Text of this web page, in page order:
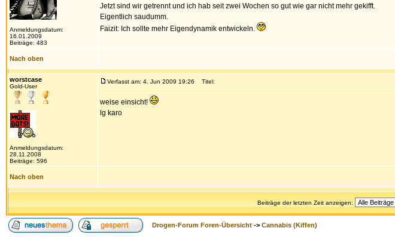
Anmeldungsdatum:
16.01.2009
Beiträge: 483
Jetzt sind wir getrennt und ich hab seit zwei Wochen so gut wie gar nicht mehr gekifft.
Eigentlich saudumm.
Faizit: Ich sollte mehr Eigendynamik entwickeln.
Nach oben
worstcase
Gold-User
Anmeldungsdatum:
28.11.2008
Beiträge: 596
Verfasst am: 4. Jun 2009 19:26 Titel:
weise einsicht!
lg karo
Nach oben
Beiträge der letzten Zeit anzeigen:
Drogen-Forum Foren-Übersicht -> Cannabis (Kiffen)